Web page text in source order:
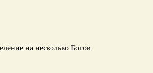
на несколько Богов